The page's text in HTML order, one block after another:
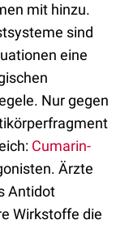
mit hinzu.
sind
eine
Nur gegen
Cumarin-
Ärzte
Antidot
Wirkstoffe die